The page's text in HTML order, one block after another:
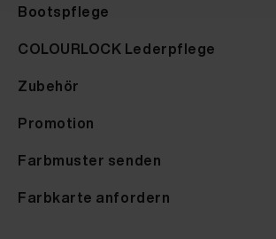
Bootspflege
COLOURLOCK Lederpflege
Zubehör
Promotion
Farbmuster senden
Farbkarte anfordern